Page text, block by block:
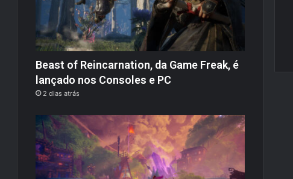
Beast of Reincarnation, da Game Freak, é
lançado nos Consoles e PC
2 dias atrás